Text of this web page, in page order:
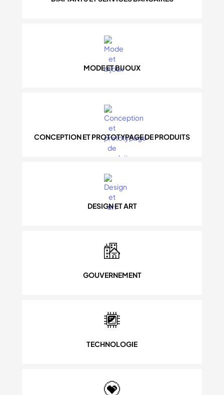
MODE ET BIJOUX
CONCEPTION ET PROTOTYPAGE DE PRODUITS
DESIGN ET ART
GOUVERNEMENT
TECHNOLOGIE